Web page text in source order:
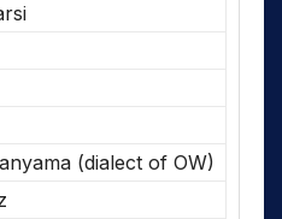
(dialect of OW)